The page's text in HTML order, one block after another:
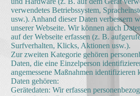
verwendetes Betriebssystem,
usw.). Anhand dieser Daten verbessern
unserer Webseite. Wir können auch
auf der Webseite erfassen (z. B.
Surfverhalten, Klicks, Aktionen usw.).
Zur zweiten Kategorie gehören
Daten, die eine Einzelperson
angemessene Maßnahmen identifizieren
Daten gehören:
Gerätedaten: Wir erfassen